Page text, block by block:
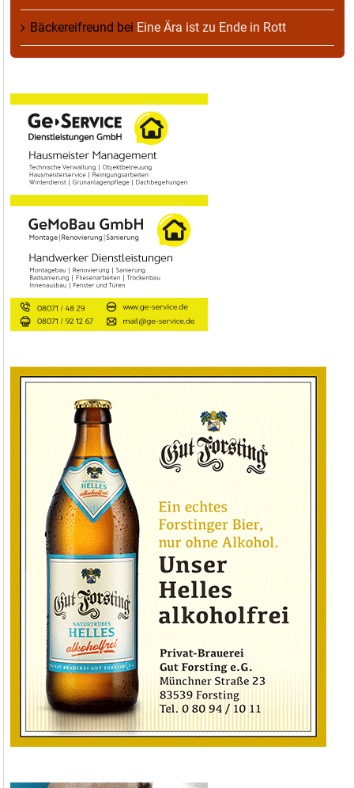
Bäckereifreund bei Eine Ära ist zu Ende in Rott